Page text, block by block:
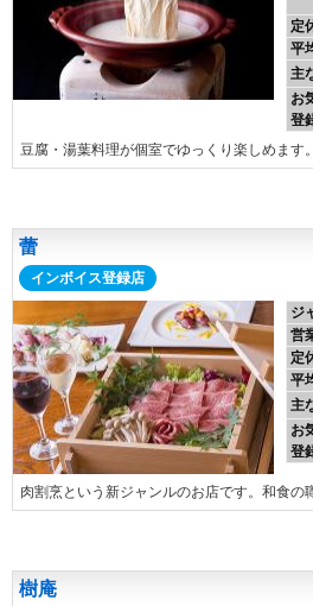
定
平
主
お
登
豆腐・湯葉料理が個室でゆっくり楽しめま
蕾
インボイス登録店
ジ
営
定
平
主
お
登
肉割烹という新ジャンルのお店です。和食
樹庵